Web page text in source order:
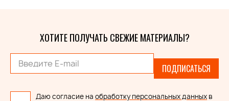
ХОТИТЕ ПОЛУЧАТЬ СВЕЖИЕ МАТЕРИАЛЫ?
ПОДПИСАТЬСЯ
Даю согласие на обработку персональных данных в